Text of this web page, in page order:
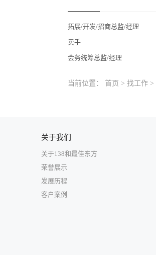
拓展/开发/招商总监/经理
卖手
会务统筹总监/经理
当前位置： 首页 > 找工作 >
关于我们
关于138和最佳东方
荣誉展示
发展历程
客户案例